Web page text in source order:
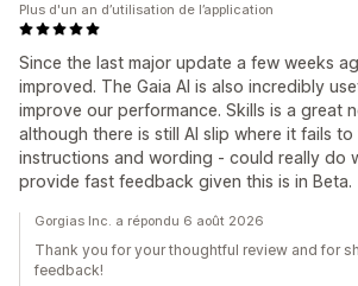
Since the last major update a few weeks
improved. The Gaia AI is also incredibly
improve our performance. Skills is a great
although there is still AI slip where it fails
instructions and wording - could really do
provide fast feedback given this is in Beta.
Plus d'un an d’utilisation de l’application
Gorgias Inc. a répondu 6 août 2026
Thank you for your thoughtful review and for
feedback!